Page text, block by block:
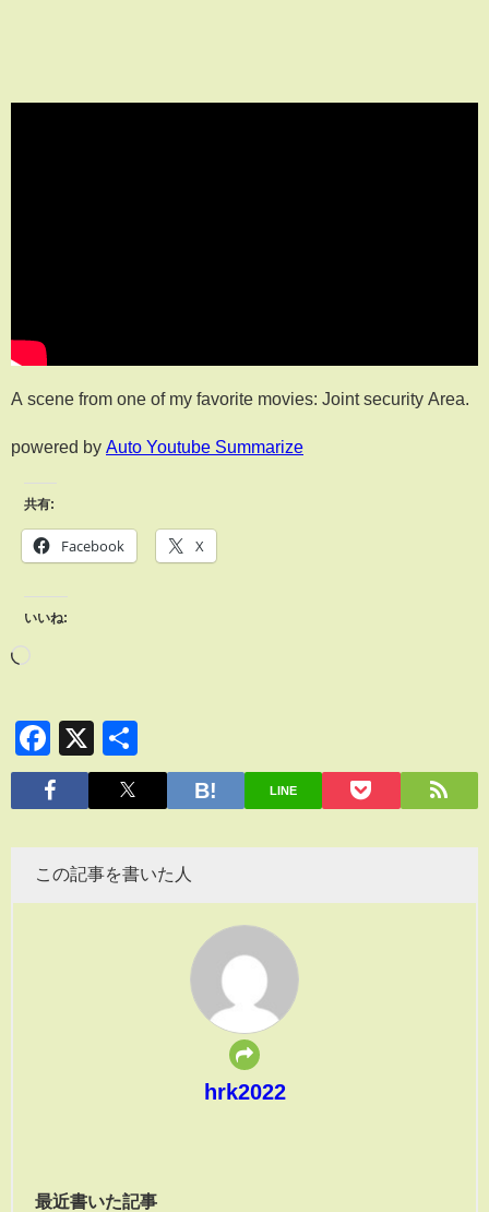
A scene from one of my favorite movies: Joint security Area.
powered by Auto Youtube Summarize
共有:
Facebook X
いいね:
Facebook
X
有
LINE
この記事を書いた人
hrk2022
最近書いた記事